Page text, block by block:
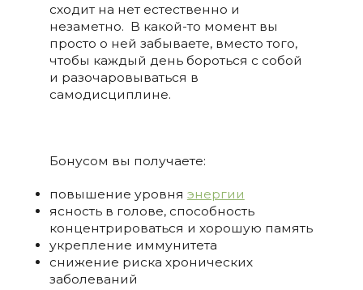
сходит на нет естественно и
незаметно. В какой-то момент вы
просто о ней забываете, вместо того,
чтобы каждый день бороться с собой
и разочаровываться в
самодисциплине.
Бонусом вы получаете:
повышение уровня энергии
ясность в голове, способность
концентрироваться и хорошую память
укрепление иммунитета
снижение риска хронических
заболеваний